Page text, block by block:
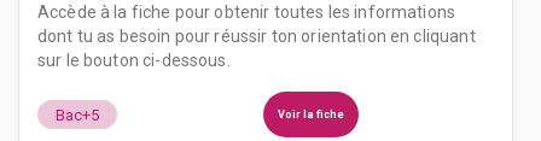
Accède à la fiche pour obtenir toutes les informations
dont tu as besoin pour réussir ton orientation en cliquant
sur le bouton ci-dessous.
Bac+5 Voir la fiche